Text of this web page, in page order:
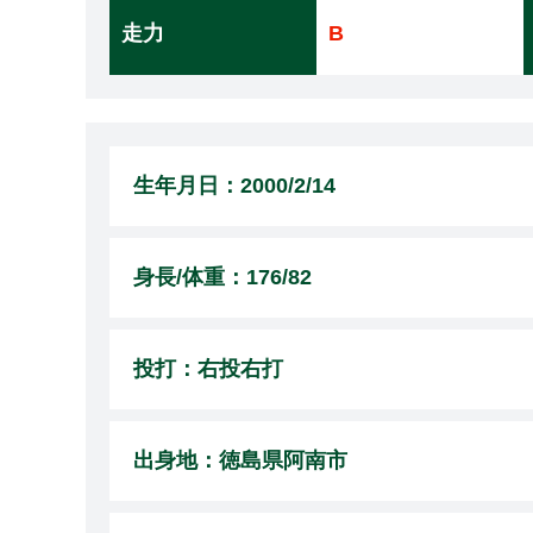
走力 B
生年月日：2000/2/14
身長/体重：176/82
投打：右投右打
出身地：徳島県阿南市